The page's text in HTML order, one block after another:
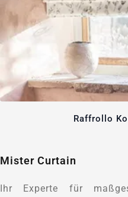
Raffrollo
Mister Curtain
Ihr Experte für